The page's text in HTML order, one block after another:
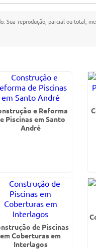
Sua reprodução, parcial ou total,
e Reforma
Piscinas em Santo
André
de Piscinas
em Coberturas em
Interlagos